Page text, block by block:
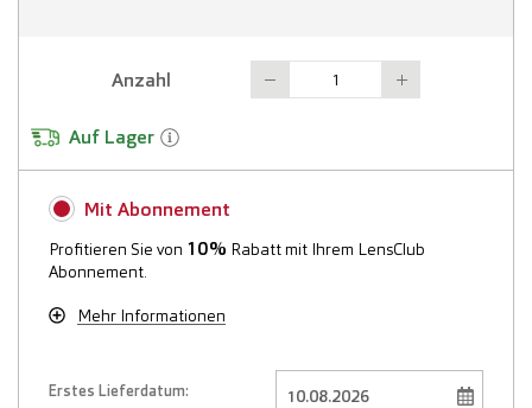
Anzahl
Auf Lager
Mit Abonnement
Profitieren Sie von 10% Rabatt mit Ihrem LensClub
Abonnement.
Mehr Informationen
Erstes Lieferdatum: